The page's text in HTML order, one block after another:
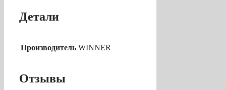
Детали
Производитель WINNER
Отзывы